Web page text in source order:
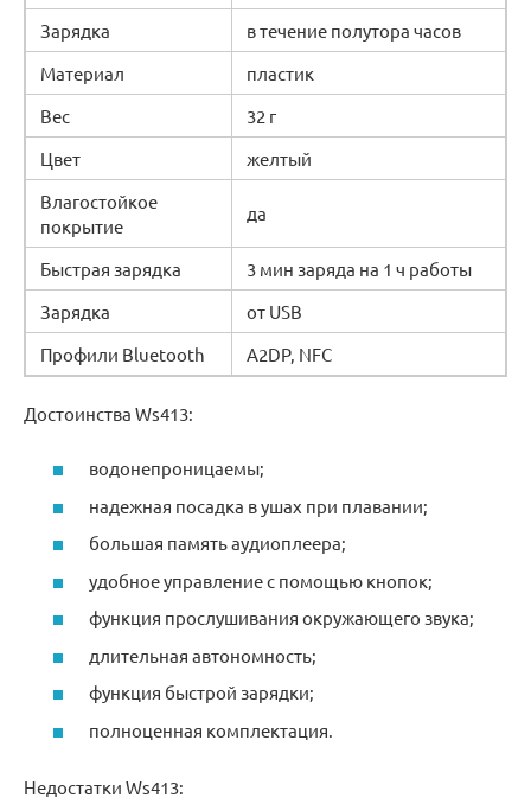
Зарядка
в течение полутора часов
Материал
пластик
Вес
32 г
Цвет
желтый
Влагостойкое
покрытие
да
Быстрая зарядка
3 мин заряда на 1 ч работы
Зарядка
от USB
Профили Bluetooth
A2DP, NFC
Достоинства Ws413:
водонепроницаемы;
надежная посадка в ушах при плавании;
большая память аудиоплеера;
удобное управление с помощью кнопок;
функция прослушивания окружающего звука;
длительная автономность;
функция быстрой зарядки;
полноценная комплектация.
Недостатки Ws413: